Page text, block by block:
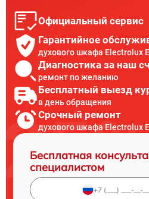
Официальный сервис
Гарантийное
духового шкафа Electrolux
Диагностика за наш
ремонт по желанию
Бесплатный выезд
в день обращения
Срочный ремонт
духового шкафа Electrolux
Бесплатная
специалистом